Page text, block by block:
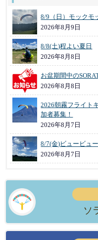
8/9（日）モックモ
2026年8月9日
8/8(土)程よい夏日
2026年8月8日
お盆期間中の
2026年8月8日
2026朝霧フライト
加者募集！
2026年8月7日
8/7(金)ビュービュ
2026年8月7日
ソ